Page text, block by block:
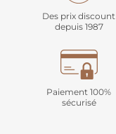
Des prix discount
depuis 1987
Paiement 100%
sécurisé